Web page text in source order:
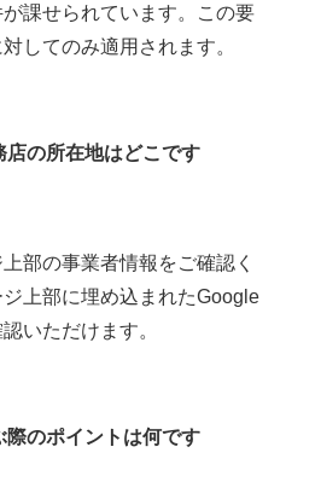
課せられています。この要
してのみ適用されます。
店の所在地はどこです
部の事業者情報をご確認く
上部に埋め込まれたGoogle
いただけます。
際のポイントは何です